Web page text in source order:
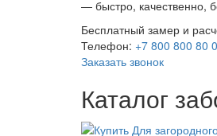
— быстро, качественно,
Бесплатный замер и
Телефон: +7 800 800 80
Заказать звонок
Каталог